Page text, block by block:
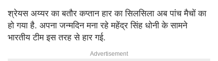
श्रेयस अय्यर का बतौर कप्तान हार का सिलसिला अब पांच मैचों का
हो गया है. अपना जन्मदिन मना रहे महेंद्र सिंह धोनी के सामने
भारतीय टीम इस तरह से हार गई.
Advertisement